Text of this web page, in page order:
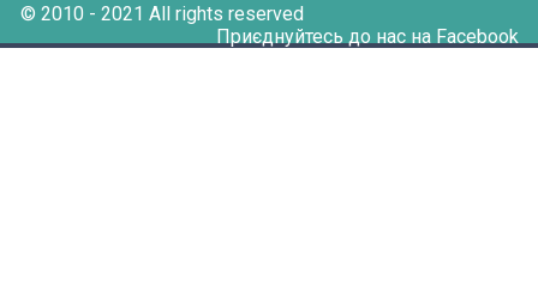
© 2010 - 2021 All rights reserved
Приєднуйтесь до нас на Facebook